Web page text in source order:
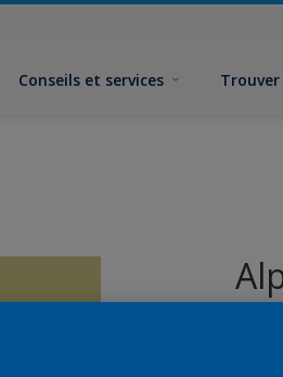
Conseils et services